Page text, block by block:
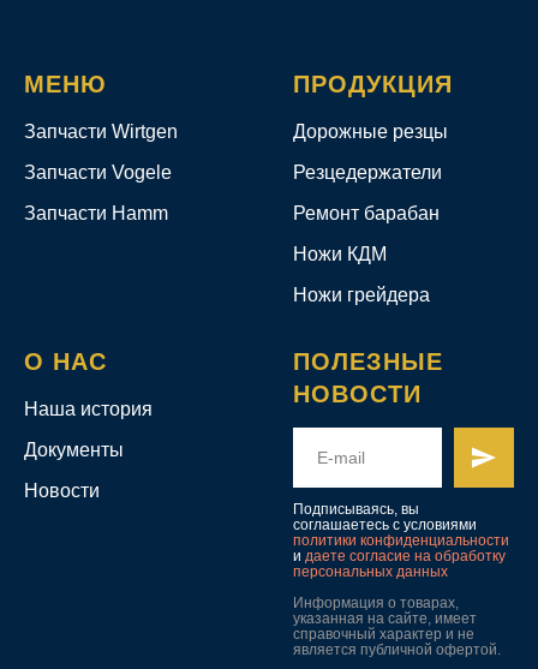
МЕНЮ
Запчасти Wirtgen
Запчасти Vogele
Запчасти Hamm
ПРОДУКЦИЯ
Дорожные резцы
Резцедержатели
Ремонт барабан
Ножи КДМ
Ножи грейдера
О НАС
Наша история
Документы
Новости
ПОЛЕЗНЫЕ
НОВОСТИ
Подписываясь, вы
соглашаетесь с условиями
политики конфиденциальности
и даете согласие на обработку
персональных данных
Информация о товарах,
указанная на сайте, имеет
справочный характер и не
является публичной офертой.